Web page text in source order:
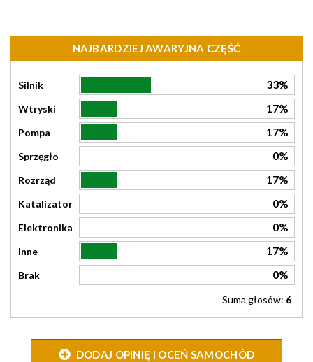
NAJBARDZIEJ AWARYJNA CZĘŚĆ
Silnik 33%
Wtryski 17%
Pompa 17%
Sprzęgło 0%
Rozrząd 17%
Katalizator 0%
Elektronika 0%
Inne 17%
Brak 0%
Suma głosów: 6
DODAJ OPINIĘ I OCEŃ SAMOCHÓD